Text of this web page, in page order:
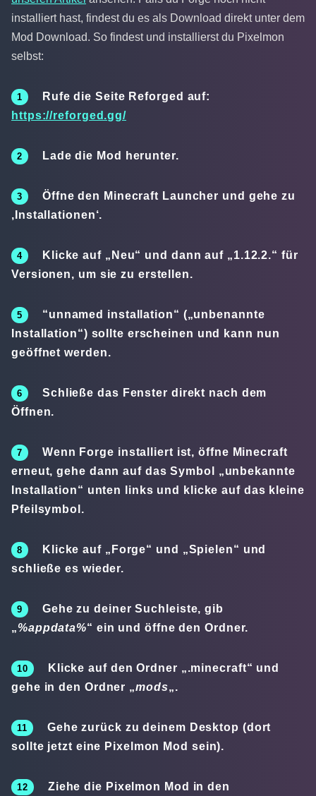
installiert hast, findest du es als Download direkt unter dem
Mod Download. So findest und installierst du Pixelmon
selbst:
Rufe die Seite Reforged auf:
https://reforged.gg/
Lade die Mod herunter.
Öffne den Minecraft Launcher und gehe zu
‚Installationen‘.
Klicke auf „Neu“ und dann auf „1.12.2.“ für
Versionen, um sie zu erstellen.
“unnamed installation“ („unbenannte
Installation“) sollte erscheinen und kann nun
geöffnet werden.
Schließe das Fenster direkt nach dem
Öffnen.
Wenn Forge installiert ist, öffne Minecraft
erneut, gehe dann auf das Symbol „unbekannte
Installation“ unten links und klicke auf das kleine
Pfeilsymbol.
Klicke auf „Forge“ und „Spielen“ und
schließe es wieder.
Gehe zu deiner Suchleiste, gib
„%appdata%“ ein und öffne den Ordner.
Klicke auf den Ordner „.minecraft“ und
gehe in den Ordner „mods„.
Gehe zurück zu deinem Desktop (dort
sollte jetzt eine Pixelmon Mod sein).
Ziehe die Pixelmon Mod in den